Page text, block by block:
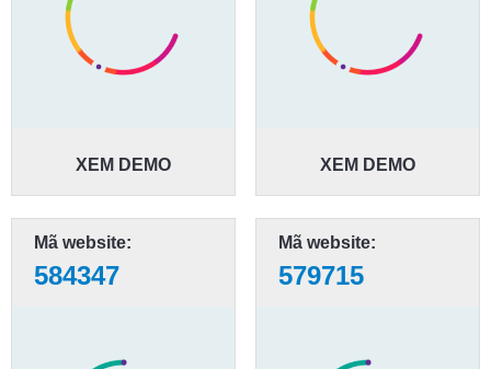
XEM DEMO XEM DEMO
Mã website:
584347
Mã website:
579715